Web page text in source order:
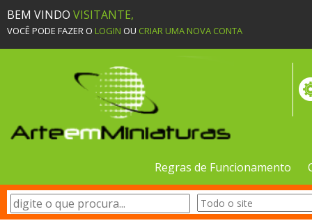
BEM VINDO VISITANTE,
VOCÊ PODE FAZER O LOGIN OU CRIAR UMA NOVA CONTA
Regras de Funcionamento